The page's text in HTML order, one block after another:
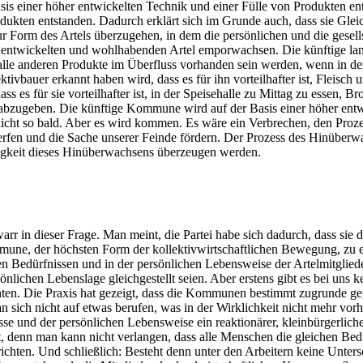
einer höher entwickelten Technik und einer Fülle von Produkten
entstanden. Dadurch erklärt sich im Grunde auch, dass sie
des Artels überzugehen, in dem die persönlichen und die
und wohlhabenden Artel emporwachsen. Die künftige
anderen Produkte im Überfluss vorhanden sein werden, wenn in
erkannt haben wird, dass es für ihn vorteilhafter ist, Fleisch
es für sie vorteilhafter ist, in der Speisehalle zu Mittag zu essen,
Die künftige Kommune wird auf der Basis einer höher
so bald. Aber es wird kommen. Es wäre ein Verbrechen, den
und die Sache unserer Feinde fördern. Der Prozess des
dieses Hinüberwachsens überzeugen werden.
in dieser Frage. Man meint, die Partei habe sich dadurch, dass
der höchsten Form der kollektivwirtschaftlichen Bewegung, zu
Bedürfnissen und in der persönlichen Lebensweise der
Lebenslage gleichgestellt seien. Aber erstens gibt es bei uns
Die Praxis hat gezeigt, dass die Kommunen bestimmt zugrunde
nicht auf etwas berufen, was in der Wirklichkeit nicht mehr
und der persönlichen Lebensweise ein reaktionärer,
man kann nicht verlangen, dass alle Menschen die gleichen
Und schließlich: Besteht denn unter den Arbeitern keine